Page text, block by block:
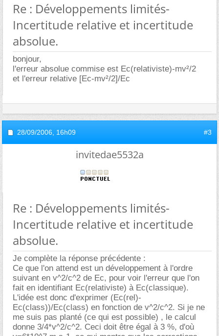
Re : Développements limités-
Incertitude relative et incertitude
absolue.
bonjour,
l'erreur absolue commise est Ec(relativiste)-mv²/2
et l'erreur relative [Ec-mv²/2]/Ec
28/09/2006, 16h09 #3
invitedae5532a
Re : Développements limités-
Incertitude relative et incertitude
absolue.
Je complète la réponse précédente :
Ce que l'on attend est un développement à l'ordre
suivant en v^2/c^2 de Ec, pour voir l'erreur que l'on
fait en identifiant Ec(relativiste) à Ec(classique).
L'idée est donc d'exprimer (Ec(rel)-
Ec(class))/Ec(class) en fonction de v^2/c^2. Si je ne
me suis pas planté (ce qui est possible) , le calcul
donne 3/4*v^2/c^2. Ceci doit être égal à 3 %, d'où